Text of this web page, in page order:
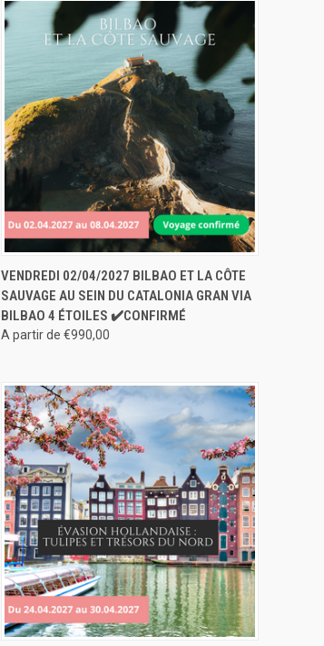
APERÇU RAPIDE RÉSERVER
VENDREDI 02/04/2027 BILBAO ET LA CÔTE
SAUVAGE AU SEIN DU CATALONIA GRAN VIA
BILBAO 4 ÉTOILES ✔️CONFIRMÉ
A partir de €990,00